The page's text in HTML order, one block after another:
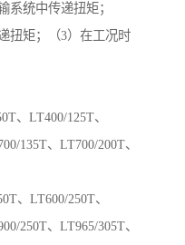
系统中传递扭矩；
扭矩；（3）在工况时
、LT400/125T、
135T、LT700/200T、
、LT600/250T、
250T、LT965/305T、